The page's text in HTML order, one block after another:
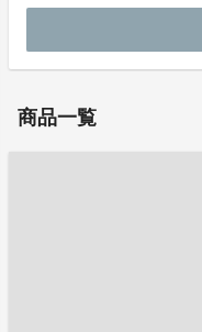
商品一覧